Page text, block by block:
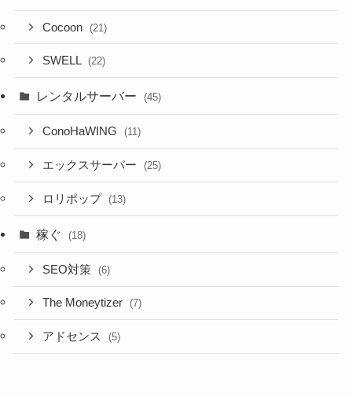
Cocoon (21)
SWELL (22)
レンタルサーバー (45)
ConoHaWING (11)
エックスサーバー (25)
ロリポップ (13)
稼ぐ (18)
SEO対策 (6)
The Moneytizer (7)
アドセンス (5)